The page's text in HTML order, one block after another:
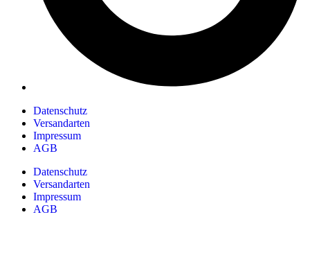
Datenschutz
Versandarten
Impressum
AGB
Datenschutz
Versandarten
Impressum
AGB